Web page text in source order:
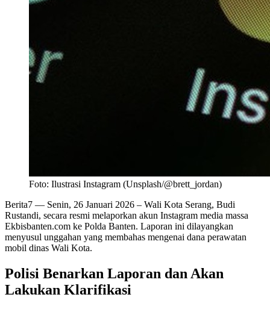
Foto: Ilustrasi Instagram (Unsplash/@brett_jordan)
Berita7 — Senin, 26 Januari 2026 – Wali Kota Serang, Budi
Rustandi, secara resmi melaporkan akun Instagram media massa
Ekbisbanten.com ke Polda Banten. Laporan ini dilayangkan
menyusul unggahan yang membahas mengenai dana perawatan
mobil dinas Wali Kota.
Polisi Benarkan Laporan dan Akan
Lakukan Klarifikasi